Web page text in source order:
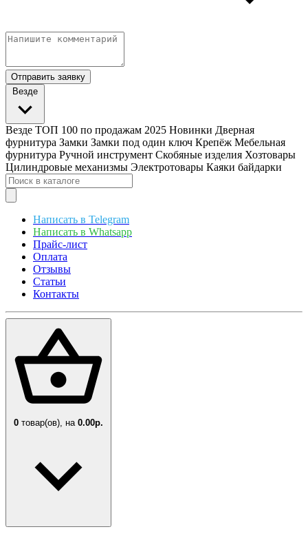
Отправить заявку
Везде
Везде ТОП 100 по продажам 2025 Новинки Дверная
фурнитура Замки Замки под один ключ Крепёж Мебельная
фурнитура Ручной инструмент Скобяные изделия Хозтовары
Цилиндровые механизмы Электротовары Каяки байдарки
Написать в Telegram
Написать в Whatsapp
Прайс-лист
Оплата
Отзывы
Статьи
Контакты
0 товар(ов), на 0.00р.